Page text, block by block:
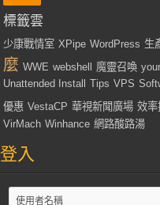
標籤雲
少康戰情室 XPipe WordPress 生
麼 WWE webshell 魔靈召喚
Unattended Install
Tips VPS
優惠 VestaCP 華視新聞廣場 效率
VirMach Winhance 網路酸路湯
登入